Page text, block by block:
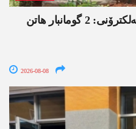
ل ئامەدێ ئۆپەراسیۆنا تاوانێن ئەلکترۆنی: 2 گومانبار ھاتن
2026-08-08